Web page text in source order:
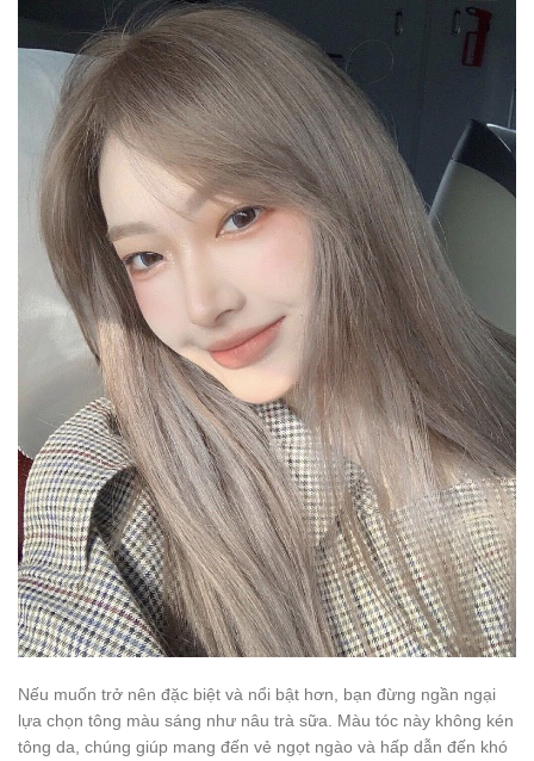
Nếu muốn trở nên đặc biệt và nổi bật hơn, bạn đừng ngần ngại
lựa chọn tông màu sáng như nâu trà sữa. Màu tóc này không kén
tông da, chúng giúp mang đến vẻ ngọt ngào và hấp dẫn đến khó